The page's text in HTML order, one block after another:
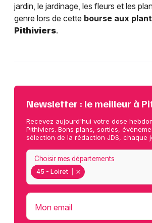
jardin, le jardinage, les fleurs et les
genre lors de cette bourse aux
Pithiviers.
Newsletter : le meilleur à
Recevez aujourd'hui votre dose
Pithiviers. Bons plans, sorties,
sélection de la rédaction JDS, chaque
45 - Loiret
Choisir mes départements
Mon email